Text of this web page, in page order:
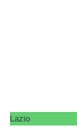
Lazio